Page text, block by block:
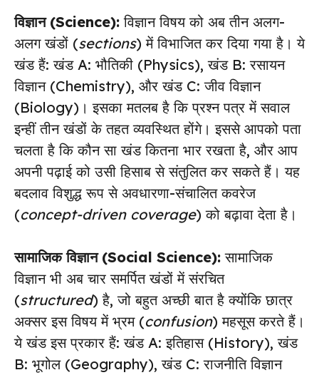
विज्ञान (Science): विज्ञान विषय को अब तीन अलग-
अलग खंडों (sections) में विभाजित कर दिया गया है। ये
खंड हैं: खंड A: भौतिकी (Physics), खंड B: रसायन
विज्ञान (Chemistry), और खंड C: जीव विज्ञान
(Biology)। इसका मतलब है कि प्रश्न पत्र में सवाल
इन्हीं तीन खंडों के तहत व्यवस्थित होंगे। इससे आपको पता
चलता है कि कौन सा खंड कितना भार रखता है, और आप
अपनी पढ़ाई को उसी हिसाब से संतुलित कर सकते हैं। यह
बदलाव विशुद्ध रूप से अवधारणा-संचालित कवरेज
(concept-driven coverage) को बढ़ावा देता है।
सामाजिक विज्ञान (Social Science): सामाजिक
विज्ञान भी अब चार समर्पित खंडों में संरचित
(structured) है, जो बहुत अच्छी बात है क्योंकि छात्र
अक्सर इस विषय में भ्रम (confusion) महसूस करते हैं।
ये खंड इस प्रकार हैं: खंड A: इतिहास (History), खंड
B: भूगोल (Geography), खंड C: राजनीति विज्ञान